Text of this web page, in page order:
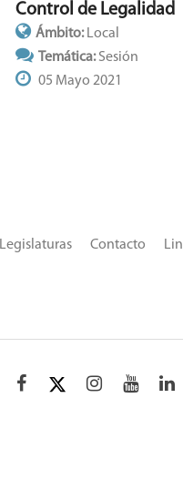
Control de Legalidad
Ámbito: Local
Temática:Sesión
05 Mayo 2021
Contacto
Legislaturas